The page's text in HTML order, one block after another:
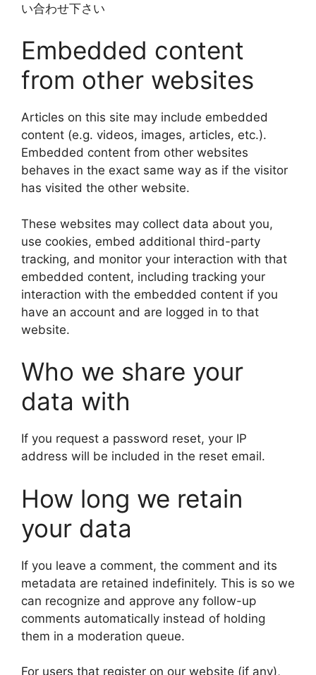
い合わせ下さい
Embedded content
from other websites
Articles on this site may include embedded
content (e.g. videos, images, articles, etc.).
Embedded content from other websites
behaves in the exact same way as if the visitor
has visited the other website.
These websites may collect data about you,
use cookies, embed additional third-party
tracking, and monitor your interaction with that
embedded content, including tracking your
interaction with the embedded content if you
have an account and are logged in to that
website.
Who we share your
data with
If you request a password reset, your IP
address will be included in the reset email.
How long we retain
your data
If you leave a comment, the comment and its
metadata are retained indefinitely. This is so we
can recognize and approve any follow-up
comments automatically instead of holding
them in a moderation queue.
For users that register on our website (if any),